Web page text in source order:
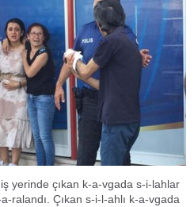
yerinde çıkan k-a-vgada s-i-lahlar
ralandı. Çıkan s-i-l-ahlı k-a-vgada